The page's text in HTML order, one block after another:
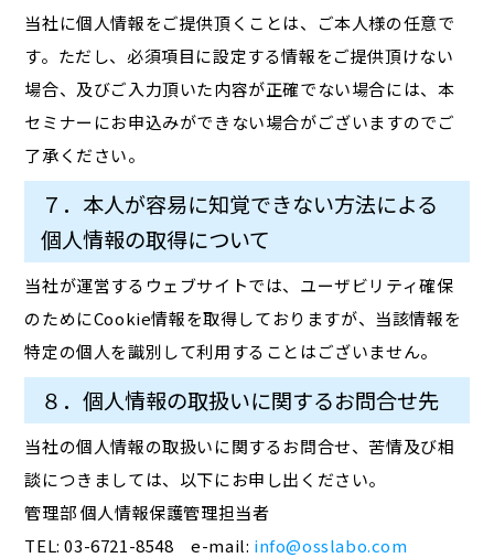
当社に個人情報をご提供頂くことは、ご本人様の任意で
す。ただし、必須項目に設定する情報をご提供頂けない
場合、及びご入力頂いた内容が正確でない場合には、本
セミナーにお申込みができない場合がございますのでご
了承ください。
７．本人が容易に知覚できない方法による
個人情報の取得について
当社が運営するウェブサイトでは、ユーザビリティ確保
のためにCookie情報を取得しておりますが、当該情報を
特定の個人を識別して利用することはございません。
８．個人情報の取扱いに関するお問合せ先
当社の個人情報の取扱いに関するお問合せ、苦情及び相
談につきましては、以下にお申し出ください。
管理部 個人情報保護管理担当者
TEL: 03-6721-8548 e-mail: info@osslabo.com